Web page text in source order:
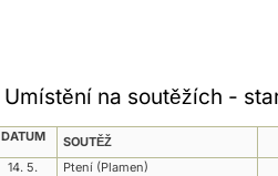
Umístění na soutěžích -
DATUM
SOUTĚŽ
14. 5.
Ptení (Plamen)